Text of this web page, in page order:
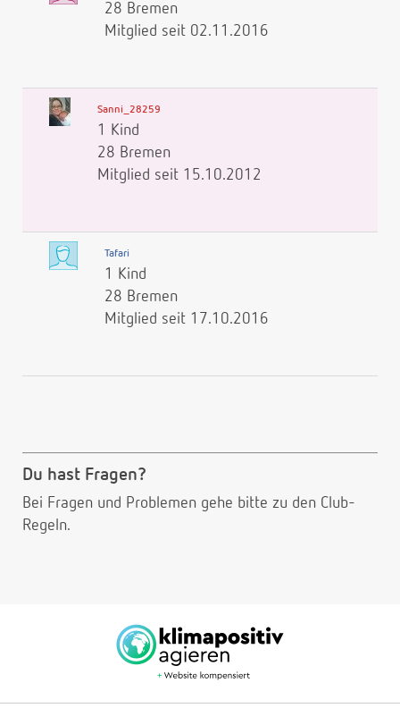
28 Bremen
Mitglied seit 02.11.2016
Sanni_28259
1 Kind
28 Bremen
Mitglied seit 15.10.2012
Tafari
1 Kind
28 Bremen
Mitglied seit 17.10.2016
Du hast Fragen?
Bei Fragen und Problemen gehe bitte zu den Club-
Regeln.